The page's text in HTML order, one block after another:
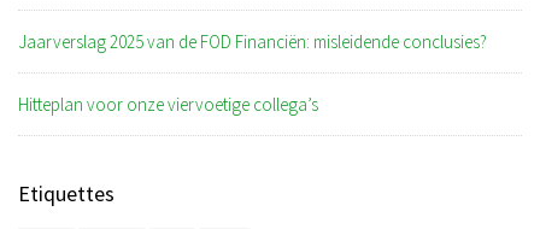
Jaarverslag 2025 van de FOD Financiën: misleidende conclusies?
Hitteplan voor onze viervoetige collega’s
Etiquettes